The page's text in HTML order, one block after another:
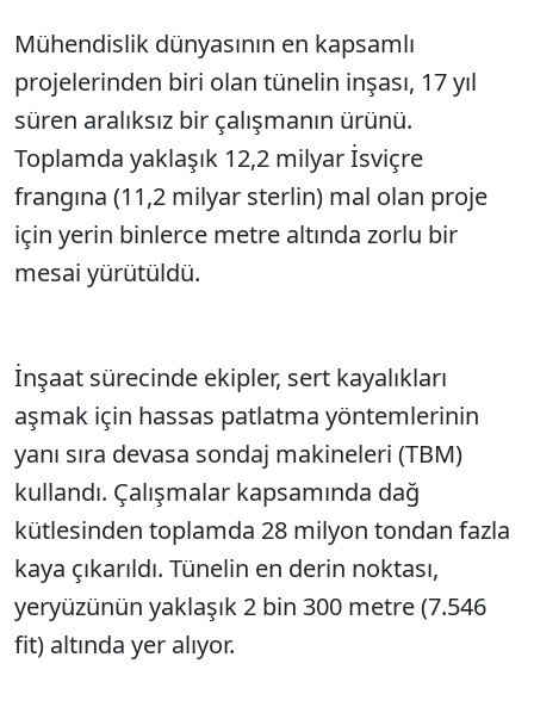
Mühendislik dünyasının en kapsamlı
projelerinden biri olan tünelin inşası, 17 yıl
süren aralıksız bir çalışmanın ürünü.
Toplamda yaklaşık 12,2 milyar İsviçre
frangına (11,2 milyar sterlin) mal olan proje
için yerin binlerce metre altında zorlu bir
mesai yürütüldü.
İnşaat sürecinde ekipler, sert kayalıkları
aşmak için hassas patlatma yöntemlerinin
yanı sıra devasa sondaj makineleri (TBM)
kullandı. Çalışmalar kapsamında dağ
kütlesinden toplamda 28 milyon tondan fazla
kaya çıkarıldı. Tünelin en derin noktası,
yeryüzünün yaklaşık 2 bin 300 metre (7.546
fit) altında yer alıyor.